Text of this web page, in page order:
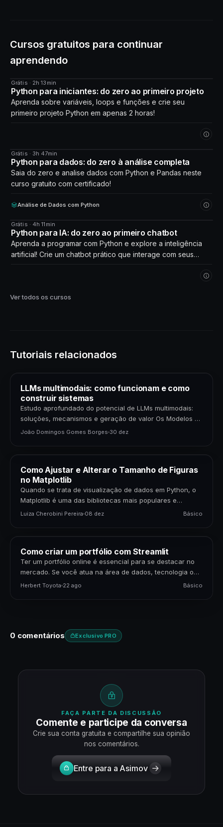
Cursos gratuitos para continuar
aprendendo
CURSO
Grátis · 2h 13min
Python para iniciantes: do zero ao primeiro projeto
Aprenda sobre variáveis, loops e funções e crie seu
primeiro projeto Python em apenas 2 horas!
CURSO
Grátis · 3h 47min
Python para dados: do zero à análise completa
Saia do zero e analise dados com Python e Pandas neste
curso gratuito com certificado!
Análise de Dados com Python
CURSO
Grátis · 4h 11min
Python para IA: do zero ao primeiro chatbot
Aprenda a programar com Python e explore a inteligência
artificial! Crie um chatbot prático que interage com seus
Ver todos os cursos
Tutoriais relacionados
LLMs multimodais: como funcionam e como
construir sistemas
Estudo aprofundado do potencial de LLMs multimodais:
soluções, mecanismos e geração de valor Os Modelos de
Linguagem de Grande Porte (LLMs) multimodais
João Domingos Gomes Borges 30 dez
Como Ajustar e Alterar o Tamanho de Figuras
no Matplotlib
Quando se trata de visualização de dados em Python, o
Matplotlib é uma das bibliotecas mais populares e
poderosas disponíveis. Para cientistas de dados,…
Luiza Cherobini Pereira 08 dez Básico
Como criar um portfólio com Streamlit
Ter um portfólio online é essencial para se destacar no
mercado. Se você atua na área de dados, tecnologia ou
negócios, apresentar seus projetos…
Herbert Toyota 22 ago Básico
0 comentários Exclusivo PRO
FAÇA PARTE DA DISCUSSÃO
Comente e participe da conversa
Crie sua conta gratuita e compartilhe sua opinião
nos comentários.
Entre para a Asimov